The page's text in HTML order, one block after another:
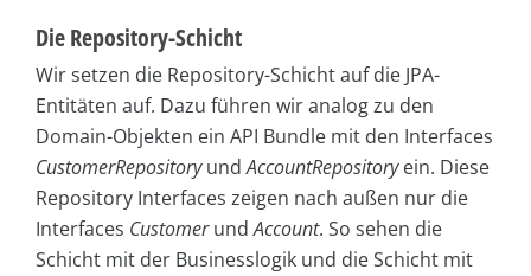
Die Repository-Schicht
Wir setzen die Repository-Schicht auf die JPA-
Entitäten auf. Dazu führen wir analog zu den
Domain-Objekten ein API Bundle mit den Interfaces
CustomerRepositoryundAccountRepositoryein. Diese
Repository Interfaces zeigen nach außen nur die
Interfaces CustomerundAccount. So sehen die
Schicht mit der Businesslogik und die Schicht mit